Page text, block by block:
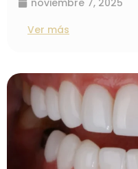
Ver más